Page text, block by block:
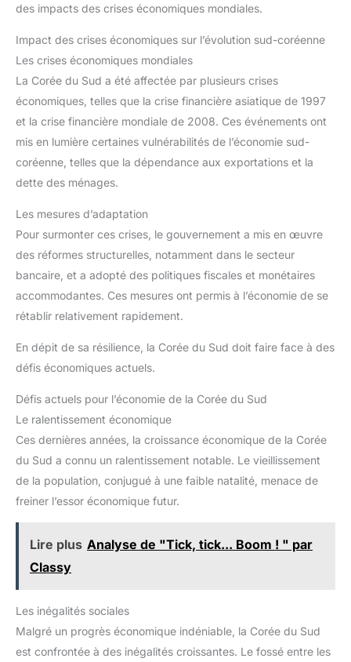
des impacts des crises économiques mondiales.
Impact des crises économiques sur l’évolution sud-coréenne
Les crises économiques mondiales
La Corée du Sud a été affectée par plusieurs crises
économiques, telles que la crise financière asiatique de 1997
et la crise financière mondiale de 2008. Ces événements ont
mis en lumière certaines vulnérabilités de l’économie sud-
coréenne, telles que la dépendance aux exportations et la
dette des ménages.
Les mesures d’adaptation
Pour surmonter ces crises, le gouvernement a mis en œuvre
des réformes structurelles, notamment dans le secteur
bancaire, et a adopté des politiques fiscales et monétaires
accommodantes. Ces mesures ont permis à l’économie de se
rétablir relativement rapidement.
En dépit de sa résilience, la Corée du Sud doit faire face à des
défis économiques actuels.
Défis actuels pour l’économie de la Corée du Sud
Le ralentissement économique
Ces dernières années, la croissance économique de la Corée
du Sud a connu un ralentissement notable. Le vieillissement
de la population, conjugué à une faible natalité, menace de
freiner l’essor économique futur.
Lire plus Analyse de "Tick, tick... Boom ! " par
Classy
Les inégalités sociales
Malgré un progrès économique indéniable, la Corée du Sud
est confrontée à des inégalités croissantes. Le fossé entre les